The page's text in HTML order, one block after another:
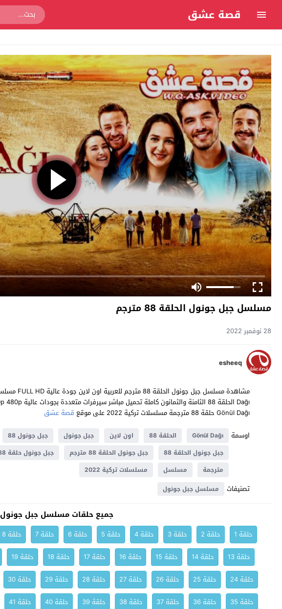
قصة عشق
مسلسل جبل جونول الحلقة 88 مترجم
28 نوفمبر 2022
esheeq
Gönül Dağı حلقة 88 مترجمة مسلسلات تركية 2022 على موقع
قصة عشق
اوسمة
Gönül Dağı الحلقة 88 اون لاين جبل جونول جبل جونول 88
جبل جونول الحلقة 88
جبل جونول الحلقة 88 مترجم جبل جونول حلقة 88
مترجمة
مسلسل مسلسلات تركية 2022
تصنيفات مسلسل جبل جونول
جميع حلقات مسلسل جبل جونول
حلقة 1 حلقة 2 حلقة 3 حلقة 4 حلقة 5 حلقة 6 حلقة 7 حلقة 8
حلقة 13
حلقة 14 حلقة 15 حلقة 16 حلقة 17 حلقة 18 حلقة 19
حلقة 24
حلقة 25 حلقة 26 حلقة 27 حلقة 28 حلقة 29 حلقة 30
حلقة 35
حلقة 36 حلقة 37 حلقة 38 حلقة 39 حلقة 40 حلقة 41